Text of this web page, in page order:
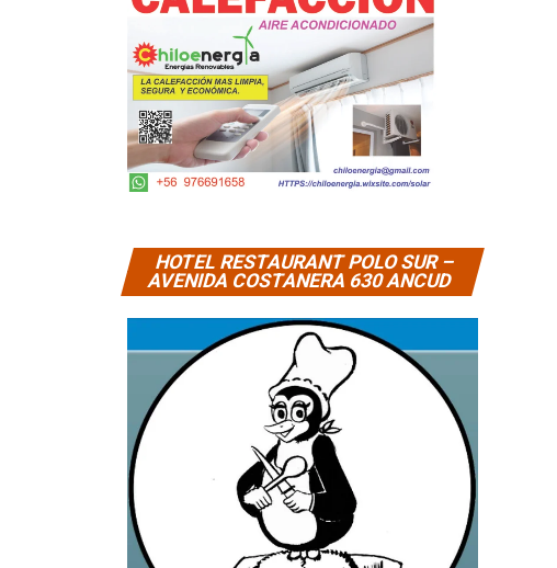
HOTEL RESTAURANT POLO SUR –
AVENIDA COSTANERA 630 ANCUD